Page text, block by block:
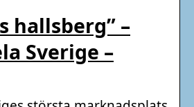
hallsberg” –
Sverige –